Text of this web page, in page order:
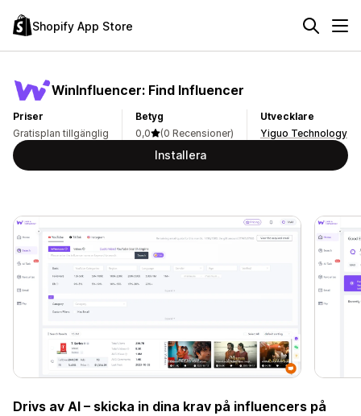
Shopify App Store
WinInfluencer: Find Influencer
Priser
Gratisplan tillgänglig
Betyg
0,0
(0 Recensioner)
Utvecklare
Yiguo Technology
Installera
Drivs av AI – skicka in dina krav på influencers på